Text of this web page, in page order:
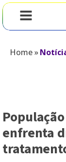
Home»
enfrenta